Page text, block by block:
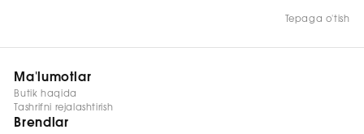
Tepaga o'tish
Ma'lumotlar
Butik haqida
Tashrifni rejalashtirish
Brendlar